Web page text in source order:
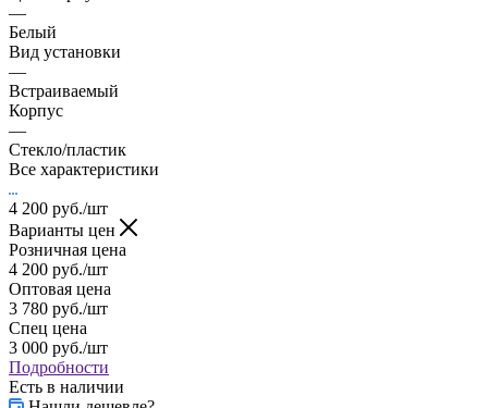
—
Белый
Вид установки
—
Встраиваемый
Корпус
—
Стекло/пластик
Все характеристики
4 200 руб./шт
Варианты цен
Розничная цена
4 200 руб./шт
Оптовая цена
3 780 руб./шт
Спец цена
3 000 руб./шт
Подробности
Есть в наличии